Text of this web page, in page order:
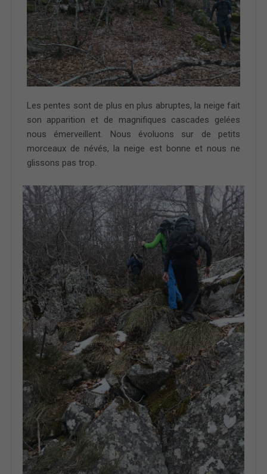
Les pentes sont de plus en plus abruptes, la neige fait
son apparition et de magnifiques cascades gelées
nous émerveillent. Nous évoluons sur de petits
morceaux de névés, la neige est bonne et nous ne
glissons pas trop.